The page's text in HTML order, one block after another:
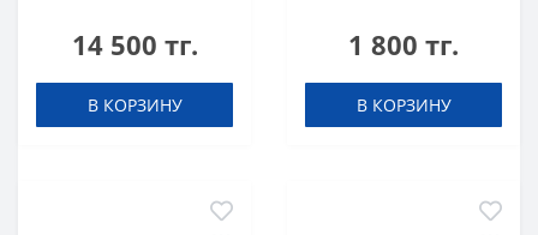
14 500 тг.
В КОРЗИНУ
Grapefruit 25ml
1 800 тг.
В КОРЗИНУ